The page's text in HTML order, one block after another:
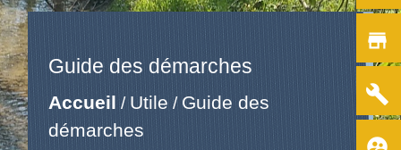
Guide des démarches
Accueil / Utile / Guide des
démarches
store
build